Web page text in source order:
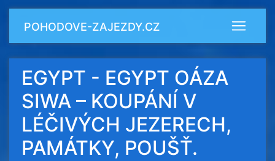
POHODOVE-ZAJEZDY.CZ
EGYPT - EGYPT OÁZA
SIWA – KOUPÁNÍ V
LÉČIVÝCH JEZERECH,
PAMÁTKY, POUŠŤ.